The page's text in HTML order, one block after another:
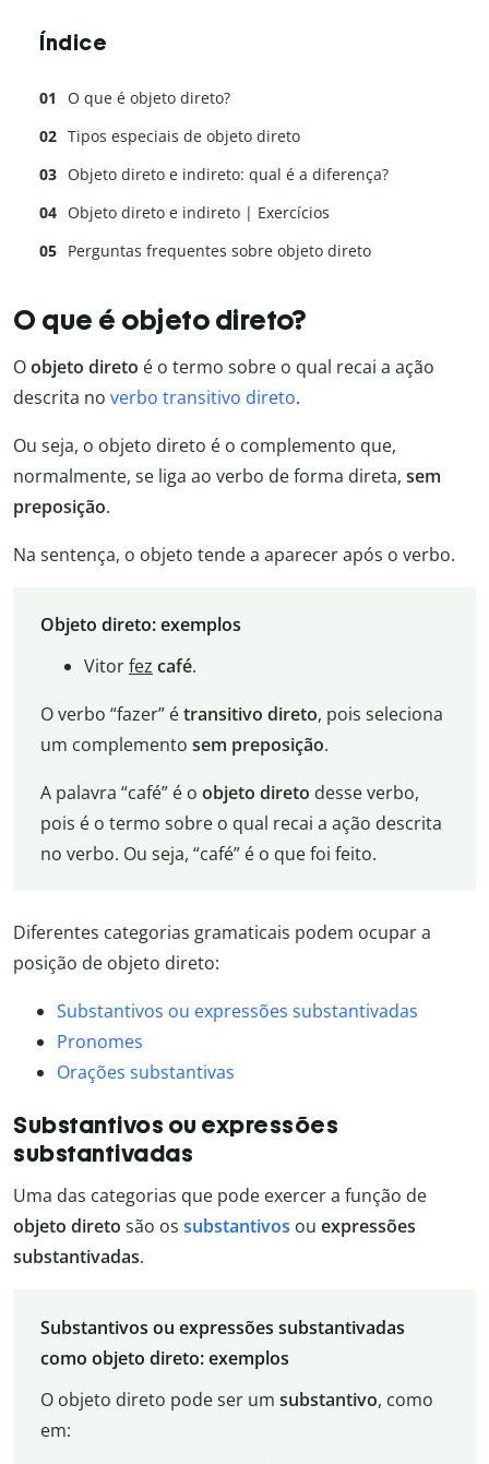
Índice
O que é objeto direto?
Tipos especiais de objeto direto
Objeto direto e indireto: qual é a diferença?
Objeto direto e indireto | Exercícios
Perguntas frequentes sobre objeto direto
O que é objeto direto?
Oobjeto direto é o termo sobre o qual recai a ação
descrita no verbo transitivo direto.
Ou seja, o objeto direto é o complemento que,
normalmente, se liga ao verbo de forma direta, sem
preposição.
Na sentença, o objeto tende a aparecer após o verbo.
Objeto direto: exemplos
Vitorfez café.
O verbo “fazer” étransitivo direto, pois seleciona
um complemento sem preposição.
A palavra “café” é o objeto direto desse verbo,
pois é o termo sobre o qual recai a ação descrita
no verbo. Ou seja, “café” é o que foi feito.
Diferentes categorias gramaticais podem ocupar a
posição de objeto direto:
Substantivos ou expressões substantivadas
Pronomes
Orações substantivas
Substantivos ou expressões
substantivadas
Uma das categorias que pode exercer a função de
objeto direto são os substantivos ou expressões
substantivadas.
Substantivos ou expressões substantivadas
como objeto direto: exemplos
O objeto direto pode ser um substantivo, como
em: